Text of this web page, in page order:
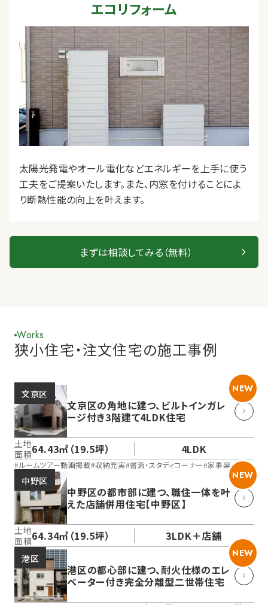
エコリフォーム
太陽光発電やオール電化などエネルギーを上手に使う
工夫をご提案いたします。また、内窓を付けることによ
り断熱性能の向上を叶えます。
まずは相談してみる（無料）
Works
狭小住宅・注文住宅の施工事例
文京区 NEW
文京区の角地に建つ、ビルトインガレ
ージ付き3階建て4LDK住宅
土地
面積64.43㎡（19.5坪） 4LDK
#ルームツアー動画掲載#収納充実#書斎・スタディコーナー#家事楽
中野区 NEW
中野区の都市部に建つ、職住一体を叶
えた店舗併用住宅【中野区】
土地
面積64.34㎡（19.5坪） 3LDK＋店舗
港区 NEW
港区の都心部に建つ、耐火仕様のエレ
ベーター付き完全分離型二世帯住宅